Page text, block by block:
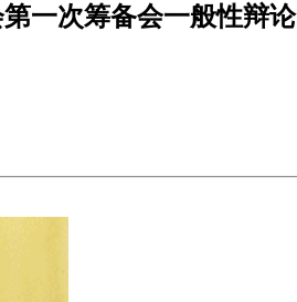
一次筹备会一般性辩论